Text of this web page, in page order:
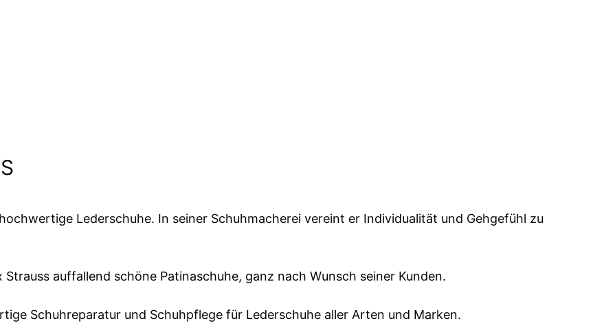
Lederschuhe. In seiner Schuhmacherei vereint er Individualität und Gehgefühl zu
auffallend schöne Patinaschuhe, ganz nach Wunsch seiner Kunden.
Schuhreparatur und Schuhpflege für Lederschuhe aller Arten und Marken.